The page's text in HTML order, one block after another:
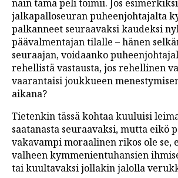
näin tämä peli toimii. Jos esimerkiksi
jalkapalloseuran puheenjohtajalta
palkanneet seuraavaksi kaudeksi
päävalmentajan tilalle – hänen
seuraajan, voidaanko
rehellistä vastausta, jos rehellinen
vaarantaisi joukkueen
aikana?
Tietenkin tässä kohtaa kuuluisi
saatanasta seuraavaksi, mutta eikö
vakavampi moraalinen rikos ole se,
valheen kymmenientuhansien
tai kuultavaksi jollakin jalolla